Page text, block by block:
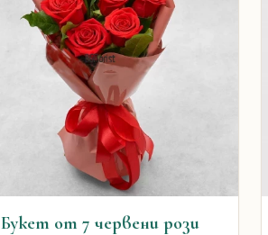
Букет от 7 червени рози